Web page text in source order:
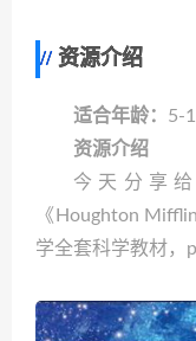
资源介绍
适合年龄： 5-
资源介绍
今天分享
《Houghton
学全套科学教材，